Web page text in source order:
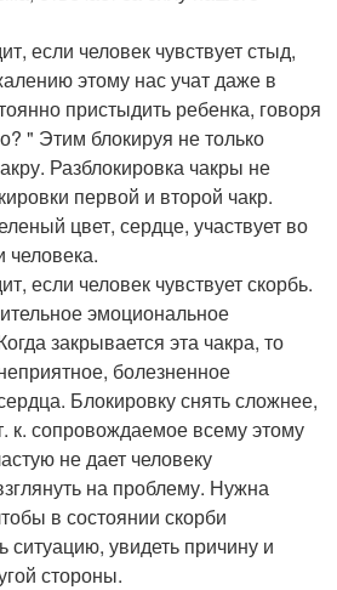
если человек чувствует стыд,
этому нас учат даже в
пристыдить ребенка, говоря
" Этим блокируя не только
Разблокировка чакры не
первой и второй чакр.
цвет, сердце, участвует во
человека.
если человек чувствует скорбь.
эмоциональное
закрывается эта чакра, то
болезненное
Блокировку снять сложнее,
к. сопровождаемое всему этому
не дает человеку
на проблему. Нужна
в состоянии скорби
ситуацию, увидеть причину и
стороны.